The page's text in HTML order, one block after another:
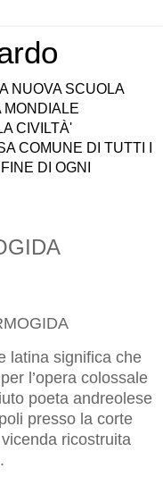
NUOVA SCUOLA
MONDIALE
CIVILTÀ'
COMUNE DI TUTTI I
DI OGNI
latina significa che
l’opera colossale
poeta andreolese
presso la corte
ricostruita